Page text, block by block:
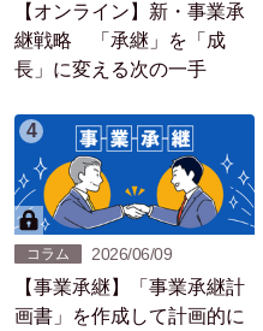
【オンライン】新・事業承
継戦略 「承継」を「成
長」に変える次の一手
4
コラム 2026/06/09
【事業承継】「事業承継計
画書」を作成して計画的に